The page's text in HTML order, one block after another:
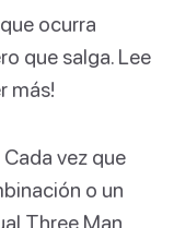
ocurra
que salga. Lee
más!
Cada vez que
o un
Three Man